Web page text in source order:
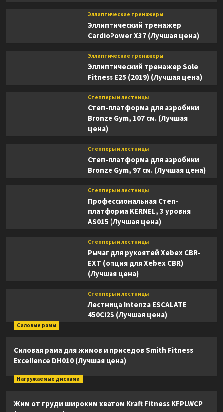
Эллиптические тренажеры
Эллиптический тренажер
CardioPower X37 (Лучшая цена)
Эллиптические тренажеры
Эллиптический тренажер Sole
Fitness E25 (2019) (Лучшая цена)
Степперы и лестницы
Степ-платформа для аэробики
Bronze Gym, 107 см. (Лучшая
цена)
Степперы и лестницы
Степ-платформа для аэробики
Bronze Gym, 97 см. (Лучшая цена)
Степперы и лестницы
Профессиональная Степ-
платформа KERNEL, 3 уровня
AS015 (Лучшая цена)
Степперы и лестницы
Рычаг для рукоятей Xebex CBR-
EXT (опция для Xebex CBR)
(Лучшая цена)
Степперы и лестницы
Лестница Intenza ESCALATE
450Ci2S (Лучшая цена)
Силовые рамы
Силовая рама для жимов и приседов Smith Fitness
Excellence DH010 (Лучшая цена)
Нагружаемые дисками
Жим от груди широким хватом Kraft Fitness KFPLWCP